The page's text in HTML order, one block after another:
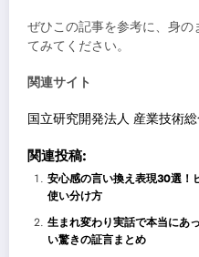
ぜひこの記事を参考に、身
てみてください。
関連サイト
国立研究開発法人 産業技術
関連投稿:
安心感の言い換え表現30選！
使い分け方
生まれ変わり実話で本当にあ
い驚きの証言まとめ